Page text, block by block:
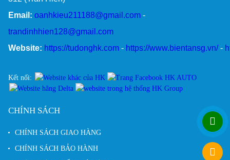
Email:oanhkieu211188@gmail.com -
trandinhhien128@gmail.com
Website: https://tudonghk.com - https://www.bientansg.vn/ -
Kết nối:
CHÍNH SÁCH
CHÍNH SÁCH GIAO HÀNG
CHÍNH SÁCH BẢO HÀNH